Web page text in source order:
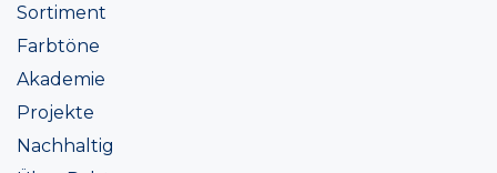
Sortiment
Farbtöne
Akademie
Projekte
Nachhaltig